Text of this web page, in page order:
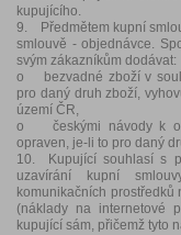
kupujícího.
9. Předmětem kupní
smlouvě - objednávce.
svým zákazníkům dodávat:
o bezvadné zboží v
pro daný druh zboží,
území ČR,
o českými návody k
opraven, je-li to pro daný
10. Kupující souhlasí s
uzavírání kupní
komunikačních
(náklady na internetové
kupující sám, přičemž tyto